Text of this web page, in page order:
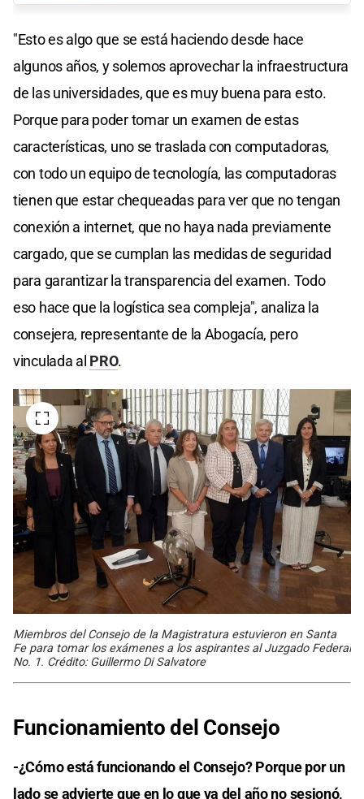
"Esto es algo que se está haciendo desde hace
algunos años, y solemos aprovechar la infraestructura
de las universidades, que es muy buena para esto.
Porque para poder tomar un examen de estas
características, uno se traslada con computadoras,
con todo un equipo de tecnología, las computadoras
tienen que estar chequeadas para ver que no tengan
conexión a internet, que no haya nada previamente
cargado, que se cumplan las medidas de seguridad
para garantizar la transparencia del examen. Todo
eso hace que la logística sea compleja", analiza la
consejera, representante de la Abogacía, pero
vinculada al PRO.
Miembros del Consejo de la Magistratura estuvieron en Santa
Fe para tomar los exámenes a los aspirantes al Juzgado Federal
No. 1. Crédito: Guillermo Di Salvatore
Funcionamiento del Consejo
-¿Cómo está funcionando el Consejo? Porque por un
lado se advierte que en lo que va del año no sesionó,